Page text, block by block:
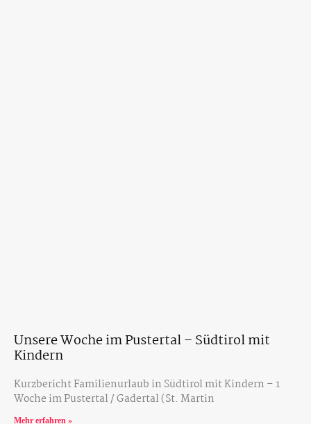
Unsere Woche im Pustertal – Südtirol mit
Kindern
Kurzbericht Familienurlaub in Südtirol mit Kindern – 1
Woche im Pustertal / Gadertal (St. Martin
Mehr erfahren »